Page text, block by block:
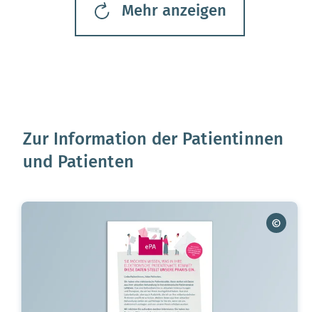
Mehr anzeigen
Zur Information der Patientinnen
und Patienten